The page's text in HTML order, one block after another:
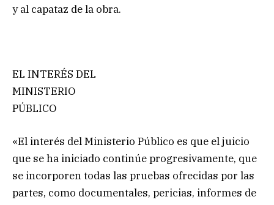
y al capataz de la obra.
EL INTERÉS DEL
MINISTERIO
PÚBLICO
«El interés del Ministerio Público es que el juicio
que se ha iniciado continúe progresivamente, que
se incorporen todas las pruebas ofrecidas por las
partes, como documentales, pericias, informes de